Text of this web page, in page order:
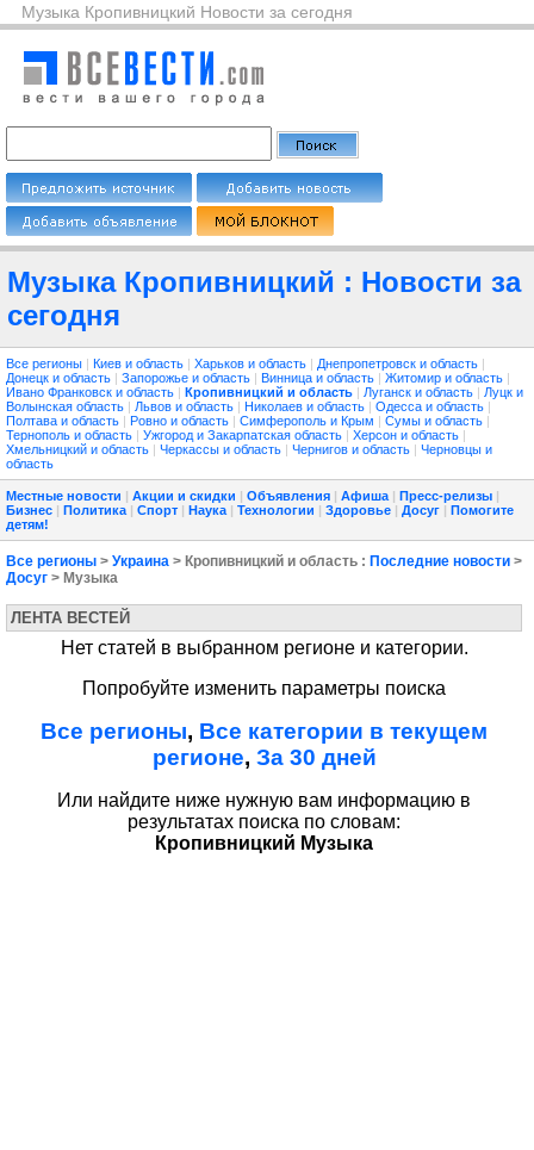
Музыка Кропивницкий Новости за сегодня
Музыка Кропивницкий : Новости за
сегодня
Все регионы | Киев и область | Харьков и область | Днепропетровск и область |
Донецк и область | Запорожье и область | Винница и область | Житомир и область |
Ивано Франковск и область | Кропивницкий и область | Луганск и область | Луцк и
Волынская область | Львов и область | Николаев и область | Одесса и область |
Полтава и область | Ровно и область | Симферополь и Крым | Сумы и область |
Тернополь и область | Ужгород и Закарпатская область | Херсон и область |
Хмельницкий и область | Черкассы и область | Чернигов и область | Черновцы и
область
Местные новости | Акции и скидки | Объявления | Афиша | Пресс-релизы |
Бизнес | Политика | Спорт | Наука | Технологии | Здоровье | Досуг | Помогите
детям!
Все регионы > Украина > Кропивницкий и область : Последние новости >
Досуг > Музыка
ЛЕНТА ВЕСТЕЙ
Нет статей в выбранном регионе и категории.
Попробуйте изменить параметры поиска
Все регионы, Все категории в текущем
регионе, За 30 дней
Или найдите ниже нужную вам информацию в
результатах поиска по словам:
Кропивницкий Музыка